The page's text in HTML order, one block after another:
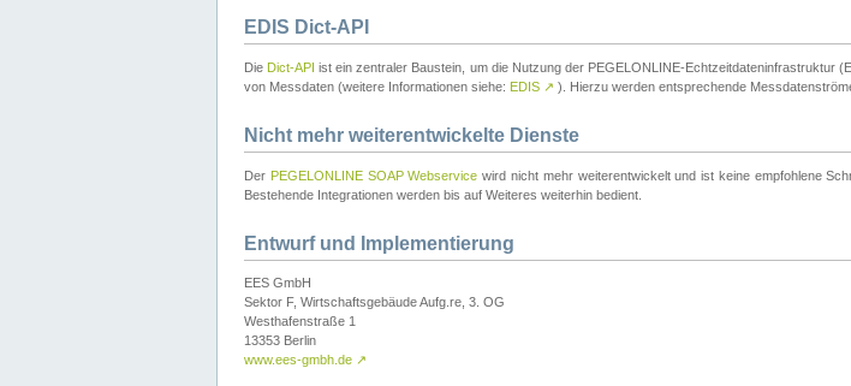
EDIS Dict-API
Die Dict-API ist ein zentraler Baustein, um die Nutzung der PEGELONLINE-Echtzeitdateninfrastruktur
von Messdaten (weitere Informationen siehe: EDIS ↗ ). Hierzu werden entsprechende
Nicht mehr weiterentwickelte Dienste
Der PEGELONLINE SOAP Webservice wird nicht mehr weiterentwickelt und ist keine empfohlene
Bestehende Integrationen werden bis auf Weiteres weiterhin bedient.
Entwurf und Implementierung
EES GmbH
Sektor F, Wirtschaftsgebäude Aufg.re, 3. OG
Westhafenstraße 1
13353 Berlin
www.ees-gmbh.de ↗